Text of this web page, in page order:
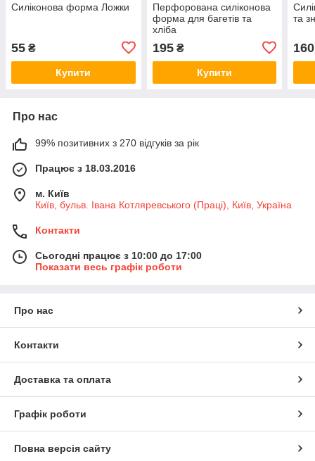
Силіконова форма Ложки
55 ₴
Купити
Перфорована силіконова
форма для багетів та
хліба
195₴
Купити
та
160
Про нас
99% позитивних з 270 відгуків за рік
Працює з 18.03.2016
м. Київ
Київ, бульв. Івана Котляревського (Праці), Київ, Україна
Контакти
Сьогодні працює з 10:00 до 17:00
Показати весь графік роботи
Про нас
Контакти
Доставка та оплата
Графік роботи
Повна версія сайту